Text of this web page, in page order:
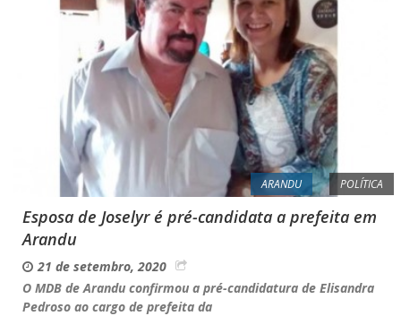
ARANDU POLÍTICA
Esposa de Joselyr é pré-candidata a prefeita em
Arandu
21 de setembro, 2020
O MDB de Arandu confirmou a pré-candidatura de Elisandra
Pedroso ao cargo de prefeita da